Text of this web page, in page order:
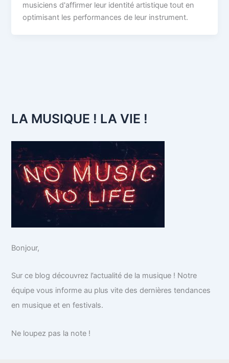
musiciens d'affirmer leur identité artistique tout en
optimisant les performances de leur instrument.
LA MUSIQUE ! LA VIE !
Bonjour,
Sur ce blog découvrez l’actualité de la musique ! Notre
équipe vous informe au plus vite des dernières tendances
en musique et en festivals.
Ne loupez pas la note !